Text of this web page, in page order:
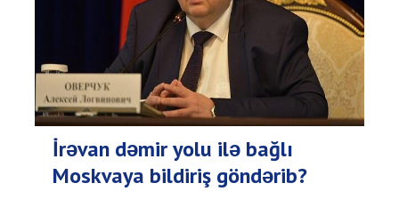
İrəvan dəmir yolu ilə bağlı
Moskvaya bildiriş göndərib?